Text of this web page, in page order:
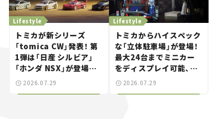
トミカが新シリーズ
「tomica CW」発表！ 第
1弾は「日産 シルビア」
「ホンダ NSX」が登場。
世界が注目す
Lifestyle
2026.07.29
トミカからハイスペック
な「立体駐車場」が登場！
最大24台までミニカー
をディスプレイ可能、特
別な「日産 GT-R
Lifestyle
2026.07.29